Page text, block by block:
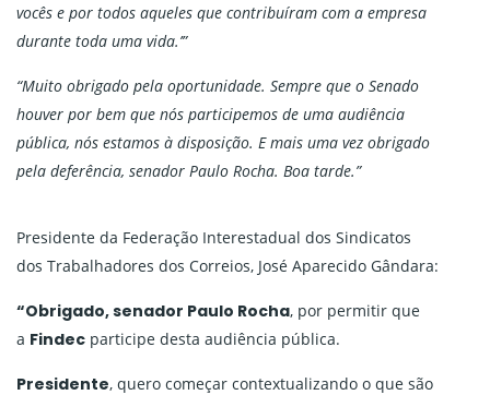
vocês e por todos aqueles que contribuíram com a empresa
durante toda uma vida.’”
“Muito obrigado pela oportunidade. Sempre que o Senado
houver por bem que nós participemos de uma audiência
pública, nós estamos à disposição. E mais uma vez obrigado
pela deferência, senador Paulo Rocha. Boa tarde.”
Presidente da Federação Interestadual dos Sindicatos
dos Trabalhadores dos Correios, José Aparecido Gândara:
“Obrigado, senador Paulo Rocha, por permitir que
a Findec participe desta audiência pública.
Presidente, quero começar contextualizando o que são